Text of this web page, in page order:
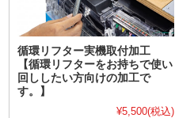
循環リフター実機取付加工
【循環リフターをお持ちで使い
回ししたい方向けの加工で
す。】
¥5,500(税込)